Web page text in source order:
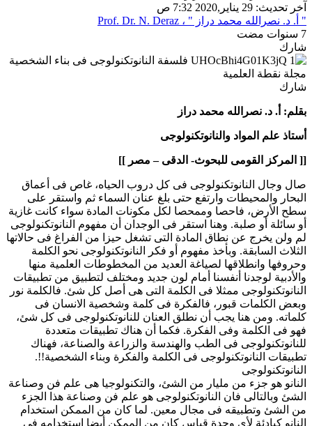
آخر تحديث: 29 يناير,2020 7:32 ص
" أ. د. نصرالله محمد دراز " ، Prof. Dr. N. Deraz
7 سنوات مضت
شارك
شارك
بقلم: أ. د. نصرالله محمد دراز
أستاذ علم المواد والنانوتكنولوجى
[[ المركز القومى للبحوث- الدقى – مصر ]]
صال وجال النانوتكنولوجى فى كل دروب الحياه، غاص فى أعماق
البحار والمحيطات وارتفع حتى بلغ عنان السماء ثم واستقر على
سطح الأرض، فاحصا وممحصا لكل مكونات المادة سواء كانت غازية
أو سائلة أو صلبة. وهنا استقر فى الوجدان أن مفهوم النانوتكنولوجى
لم ولن يخرج عن نطاق المادة التى تشغل حيزا من الفراغ فى حالاتها
الثلاث السابقة. وبأخذ مفهوم أو فكر النانوتكنولوجى نحو الكلمة
وحروفها وانطلاقها لصياغة العديد من المخطوطات العلمية منها
والأدبية لوجدنا أنفسنا أمام لون جديد ومختلف لتطبيق من تطبيقات
النانوتكنولوجى ممثلا فى الكلمة التى هى أصل كل شئ. فالكلمة نور
وبعض الكلمات قبور، فالفكرة فى كلمة وشخصية الانسان فى
كلماته. ومن هنا يجب أن نطلق العنان للنانوتكنولوجى فى كل شئ،
فهو فى الكلمة وفى الفكرة. فكما أن هناك تطبيقات متعددة
للنانوتكنولوجى فى الطب والهندسة والزراعة والصناعة، فهناك
تطبيقات النانوتكنولوجى فى الكلمة والفكرة وبناء الشخصية!!.
النانوتكنولوجى
النانو هو جزء من مليار من الشئ، والتكنولوجيا هى علم فن وصناعة
الشئ وبالتالى فان النانوتكنولوجى هو علم فن وصناعة هذا الجزء
من الشئ وتطبيقه فى مجال معين. لما كان من الممكن استخدام
النانو كبادئة لأي وحدة قياس كان من الممكن أيضا استخدامه فى